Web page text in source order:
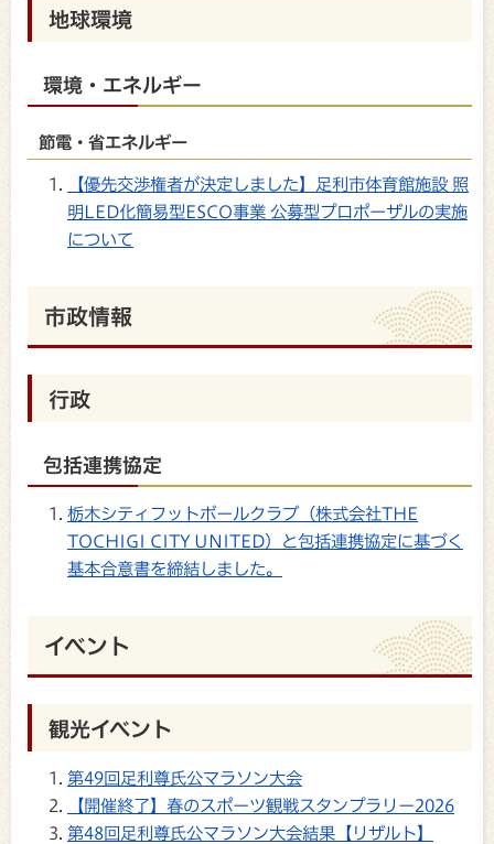
地球環境
環境・エネルギー
節電・省エネルギー
【優先交渉権者が決定しました】足利市体育館施設 照
明LED化簡易型ESCO事業 公募型プロポーザルの実施
について
市政情報
行政
包括連携協定
栃木シティフットボールクラブ（株式会社THE
TOCHIGI CITY UNITED）と包括連携協定に基づく
基本合意書を締結しました。
イベント
観光イベント
第49回足利尊氏公マラソン大会
【開催終了】春のスポーツ観戦スタンプラリー2026
第48回足利尊氏公マラソン大会結果【リザルト】